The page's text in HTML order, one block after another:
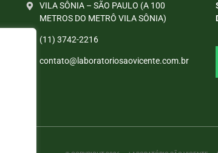
VILA SÔNIA – SÃO PAULO (A 100
METROS DO METRÔ VILA SÔNIA)
(11) 3742-2216
contato@laboratoriosaovicente.com.br